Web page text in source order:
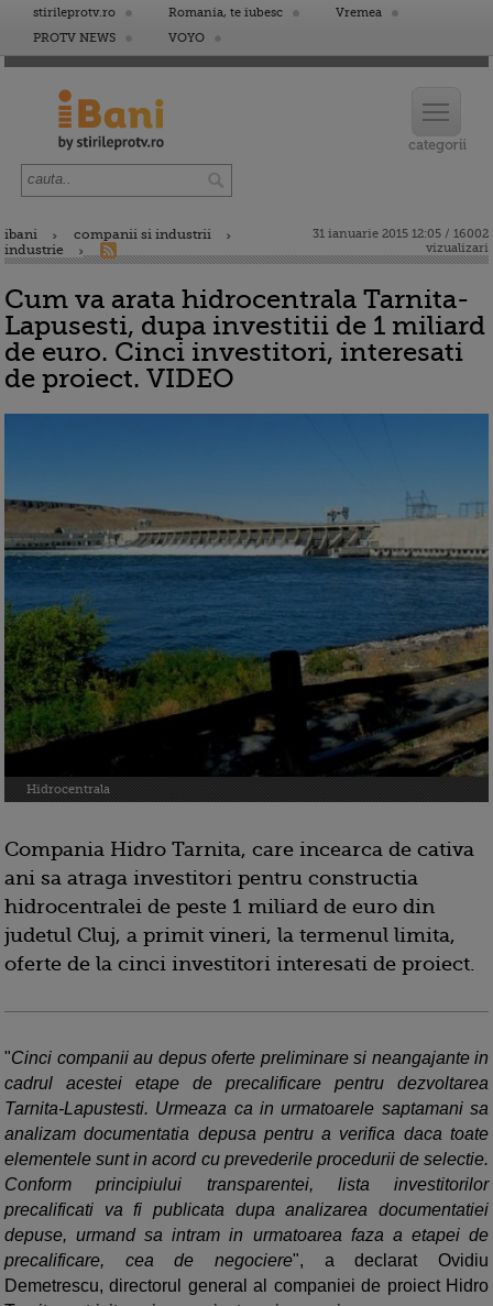
stirileprotv.ro Romania, te iubesc
Vremea
PROTV NEWS
VOYO
ibani
companii si industrii
industrie
31 ianuarie 2015 12:05 / 16002
vizualizari
Cum va arata hidrocentrala Tarnita-
Lapusesti, dupa investitii de 1 miliard
de euro. Cinci investitori, interesati
de proiect. VIDEO
Hidrocentrala
Compania Hidro Tarnita, care incearca de cativa
ani sa atraga investitori pentru constructia
hidrocentralei de peste 1 miliard de euro din
judetul Cluj, a primit vineri, la termenul limita,
oferte de la cinci investitori interesati de proiect.
"Cinci companii au depus oferte preliminare si neangajante in
cadrul acestei etape de precalificare pentru dezvoltarea
Tarnita-Lapustesti. Urmeaza ca in urmatoarele saptamani sa
analizam documentatia depusa pentru a verifica daca toate
elementele sunt in acord cu prevederile procedurii de selectie.
Conform principiului transparentei, lista investitorilor
precalificati va fi publicata dupa analizarea documentatiei
depuse, urmand sa intram in urmatoarea faza a etapei de
precalificare, cea de negociere", a declarat Ovidiu
Demetrescu, directorul general al companiei de proiect Hidro